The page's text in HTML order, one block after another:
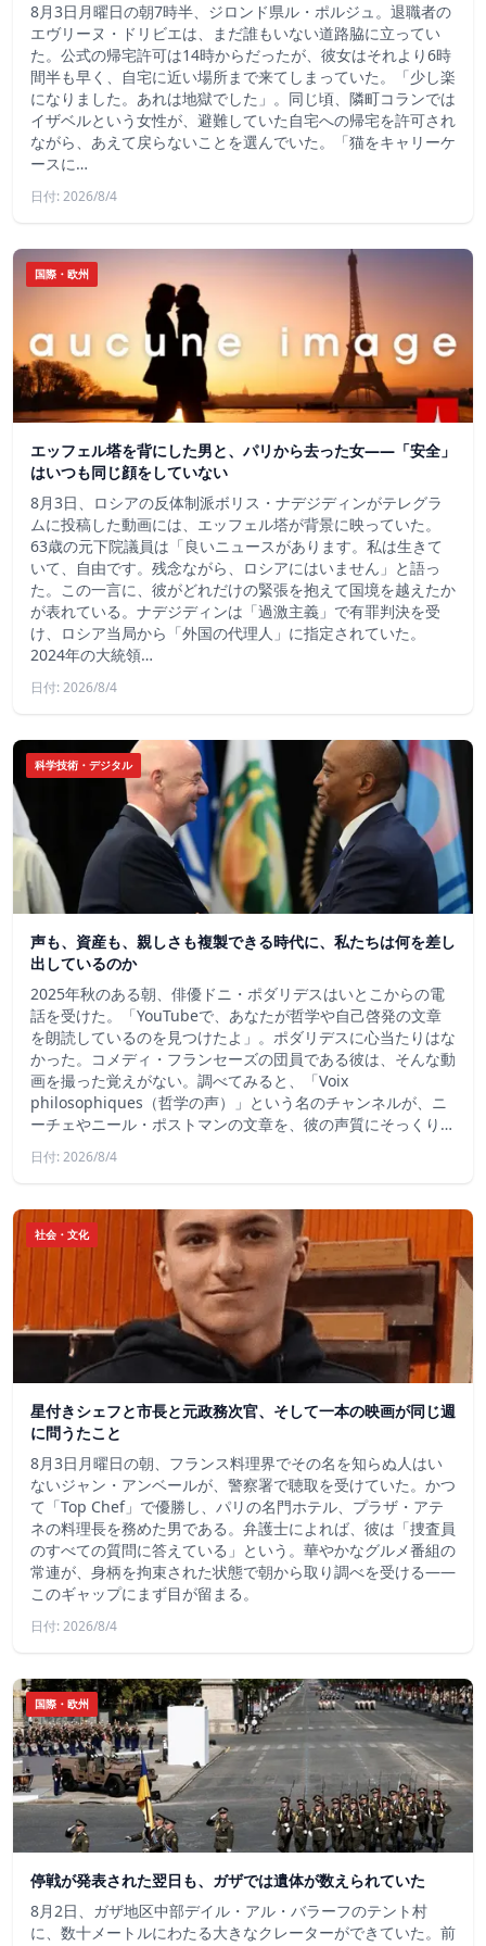
8月3日月曜日の朝7時半、ジロンド県ル・ポルジュ。退職者の
エヴリーヌ・ドリビエは、まだ誰もいない道路脇に立ってい
た。公式の帰宅許可は14時からだったが、彼女はそれより6時
間半も早く、自宅に近い場所まで来てしまっていた。「少し楽
になりました。あれは地獄でした」。同じ頃、隣町コランでは
イザベルという女性が、避難していた自宅への帰宅を許可され
ながら、あえて戻らないことを選んでいた。「猫をキャリーケ
ースに…
日付: 2026/8/4
国際・欧州
エッフェル塔を背にした男と、パリから去った女——「安全」
はいつも同じ顔をしていない
8月3日、ロシアの反体制派ボリス・ナデジディンがテレグラ
ムに投稿した動画には、エッフェル塔が背景に映っていた。
63歳の元下院議員は「良いニュースがあります。私は生きて
いて、自由です。残念ながら、ロシアにはいません」と語っ
た。この一言に、彼がどれだけの緊張を抱えて国境を越えたか
が表れている。ナデジディンは「過激主義」で有罪判決を受
け、ロシア当局から「外国の代理人」に指定されていた。
2024年の大統領…
日付: 2026/8/4
科学技術・デジタル
声も、資産も、親しさも複製できる時代に、私たちは何を差し
出しているのか
2025年秋のある朝、俳優ドニ・ポダリデスはいとこからの電
話を受けた。「YouTubeで、あなたが哲学や自己啓発の文章
を朗読しているのを見つけたよ」。ポダリデスに心当たりはな
かった。コメディ・フランセーズの団員である彼は、そんな動
画を撮った覚えがない。調べてみると、「Voix
philosophiques（哲学の声）」という名のチャンネルが、ニ
ーチェやニール・ポストマンの文章を、彼の声質にそっくり…
日付: 2026/8/4
社会・文化
星付きシェフと市長と元政務次官、そして一本の映画が同じ週
に問うたこと
8月3日月曜日の朝、フランス料理界でその名を知らぬ人はい
ないジャン・アンベールが、警察署で聴取を受けていた。かつ
て「Top Chef」で優勝し、パリの名門ホテル、プラザ・アテ
ネの料理長を務めた男である。弁護士によれば、彼は「捜査員
のすべての質問に答えている」という。華やかなグルメ番組の
常連が、身柄を拘束された状態で朝から取り調べを受ける――
このギャップにまず目が留まる。
日付: 2026/8/4
国際・欧州
停戦が発表された翌日も、ガザでは遺体が数えられていた
8月2日、ガザ地区中部デイル・アル・バラーフのテント村
に、数十メートルにわたる大きなクレーターができていた。前